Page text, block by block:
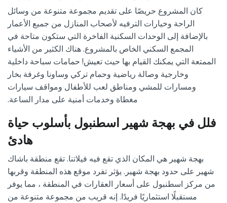
كان المشروع حريصًا على تقديم مجموعة متنوعة من وسائل
الراحة وخيارات الترفيه لأصحاب المنازل من جميع الأعمار
بالإضافة إلى الوحدات السكنية الفاخرة التي ستكون متاحة في
المجمع السكني الخاص بالمشروع.هناك الكثير من الأشياء
الممتعة التي يمكنك القيام بها حيث تعيش! حمامات سباحة داخلية
وخارجية وصالة رياضية وحمام تركي وساونا وغرفة بخار
ومسارات للمشي ومناطق لعب للأطفال ومواقف سيارات
مغطاة وخدمات أمنية على مدار الساعة.
فلل في بهجة شهير اسطنبول بأسلوب حياة
هادئ
بهجة شهير هي المكان الذي تقع فيه فيلاتنا.تقع منطقة باشاك
شهير على حدود بهجة شهير . يؤثر تفرد موقع هذه المنطقة وقربها
من مركز اسطنبول على أسعار العقارات في المنطقة ، مما يوفر
مستقبلًا استثماريًا فريدًا. إنه قريب من مجموعة متنوعة من